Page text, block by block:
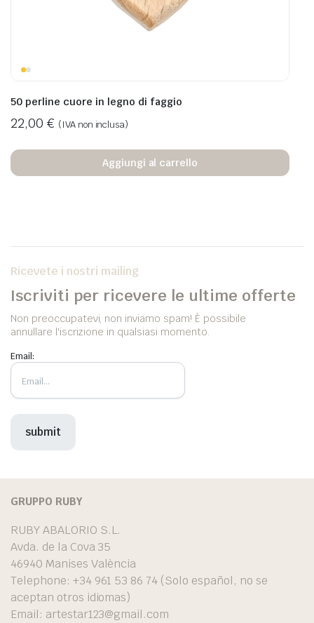
50 perline cuore in legno di faggio
22,00 € (IVA non inclusa)
Aggiungi al carrello
Ricevete i nostri mailing
Iscriviti per ricevere le ultime offerte
Non preoccupatevi, non inviamo spam! È possibile
annullare l'iscrizione in qualsiasi momento.
Email:
GRUPPO RUBY
RUBY ABALORIO S.L.
Avda. de la Cova 35
46940 Manises València
Telephone: +34 961 53 86 74 (Solo español, no se
aceptan otros idiomas)
Email: artestar123@gmail.com